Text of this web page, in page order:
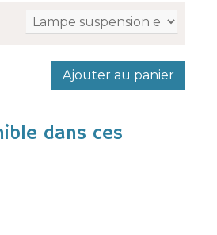
Ajouter au panier
dans ces